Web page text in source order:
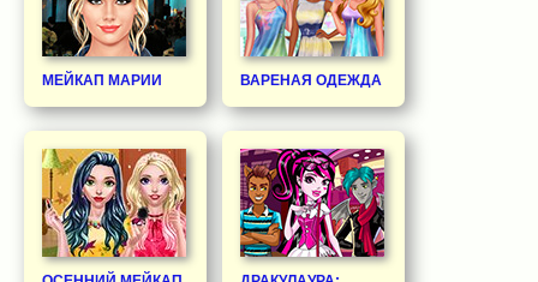
МЕЙКАП МАРИИ ВАРЕНАЯ ОДЕЖДА